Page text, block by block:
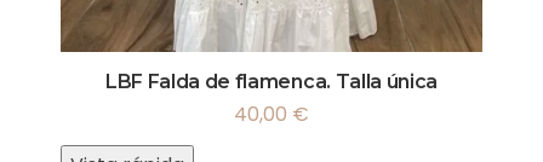
LBF Falda de flamenca. Talla única
40,00 €